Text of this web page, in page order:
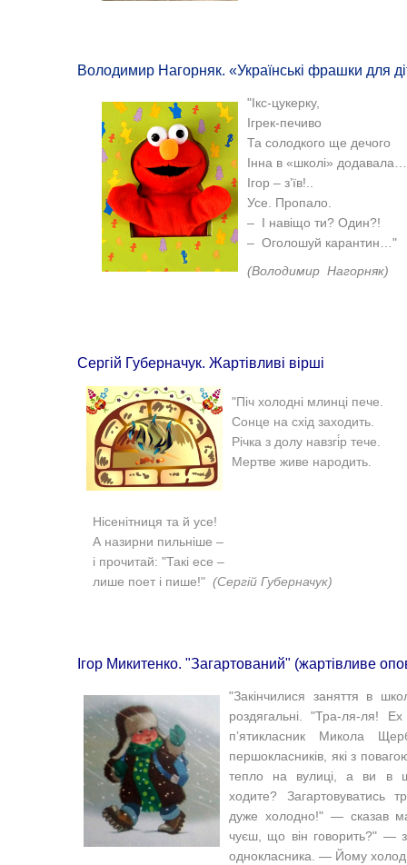
Володимир Нагорняк. «Українські фрашки для
"Ікс-цукерку,
Ігрек-печиво
Та солодкого ще дечого
Інна в «школі» додавала…
Ігор – з’їв!..
Усе. Пропало.
– І навіщо ти? Один?!
– Оголошуй карантин…"
(Володимир Нагорняк)
Сергій Губерначук. Жартівливі вірші
"Піч холодні млинці пече.
Сонце на схід заходить.
Річка з долу навзгі́р тече.
Мертве живе народить.
Нісенітниця та й усе!
А назирни пильніше –
і прочитай: "Такі есе –
лише поет і пише!" (Сергій Губерначук)
Ігор Микитенко. "Загартований" (жартівливе
"Закінчилися заняття в
роздягальні. "Тра-ля-ля!
п’ятикласник Микола
першокласників, які з
тепло на вулиці, а ви в
ходите? Загартовуватись
дуже холодно!" — сказав
чуєш, що він говорить?" —
однокласника. — Йому